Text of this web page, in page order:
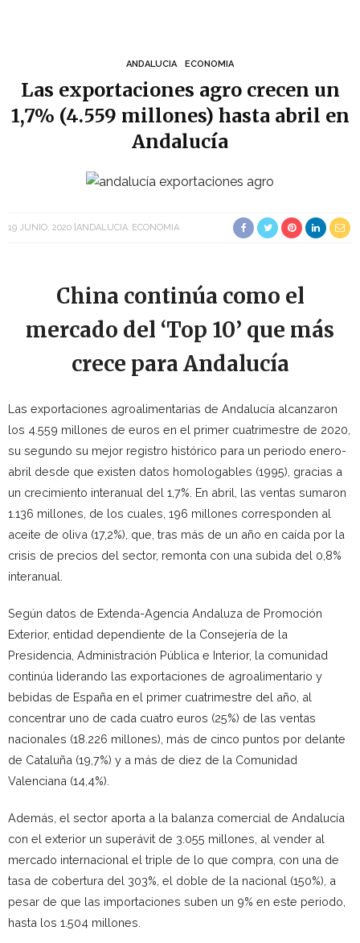
ANDALUCIA ECONOMIA
Las exportaciones agro crecen un
1,7% (4.559 millones) hasta abril en
Andalucía
19 JUNIO, 2020 ANDALUCIA ECONOMIA
China continúa como el
mercado del ‘Top 10’ que más
crece para Andalucía
Las exportaciones agroalimentarias de Andalucía alcanzaron
los 4.559 millones de euros en el primer cuatrimestre de 2020,
su segundo su mejor registro histórico para un periodo enero-
abril desde que existen datos homologables (1995), gracias a
un crecimiento interanual del 1,7%. En abril, las ventas sumaron
1.136 millones, de los cuales, 196 millones corresponden al
aceite de oliva (17,2%), que, tras más de un año en caída por la
crisis de precios del sector, remonta con una subida del 0,8%
interanual.
Según datos de Extenda-Agencia Andaluza de Promoción
Exterior, entidad dependiente de la Consejería de la
Presidencia, Administración Pública e Interior, la comunidad
continúa liderando las exportaciones de agroalimentario y
bebidas de España en el primer cuatrimestre del año, al
concentrar uno de cada cuatro euros (25%) de las ventas
nacionales (18.226 millones), más de cinco puntos por delante
de Cataluña (19,7%) y a más de diez de la Comunidad
Valenciana (14,4%).
Además, el sector aporta a la balanza comercial de Andalucía
con el exterior un superávit de 3.055 millones, al vender al
mercado internacional el triple de lo que compra, con una de
tasa de cobertura del 303%, el doble de la nacional (150%), a
pesar de que las importaciones suben un 9% en este periodo,
hasta los 1.504 millones.